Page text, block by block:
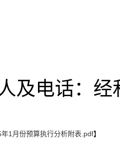
及电话：
1月份预算执行分析附表.pdf】